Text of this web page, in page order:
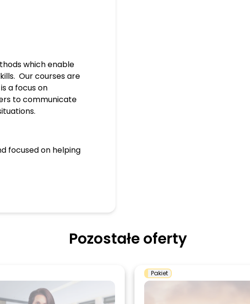
which enable
Our courses are
a focus on
to communicate
focused on helping
Pozostałe oferty
Pakiet